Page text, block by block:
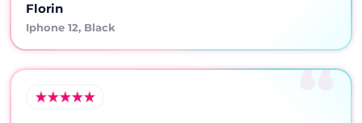
Florin
Iphone 12, Black